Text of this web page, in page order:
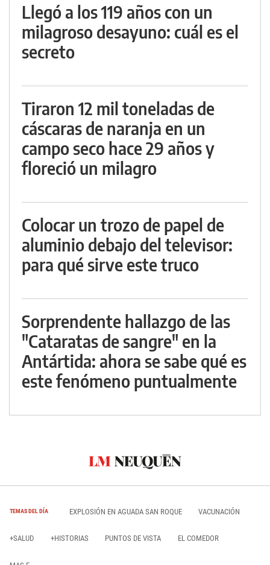
Llegó a los 119 años con un
milagroso desayuno: cuál es el
secreto
Tiraron 12 mil toneladas de
cáscaras de naranja en un
campo seco hace 29 años y
floreció un milagro
Colocar un trozo de papel de
aluminio debajo del televisor:
para qué sirve este truco
Sorprendente hallazgo de las
"Cataratas de sangre" en la
Antártida: ahora se sabe qué es
este fenómeno puntualmente
TEMAS DEL DÍA EXPLOSIÓN EN AGUADA SAN ROQUE VACUNACIÓN
+SALUD +HISTORIAS PUNTOS DE VISTA EL COMEDOR